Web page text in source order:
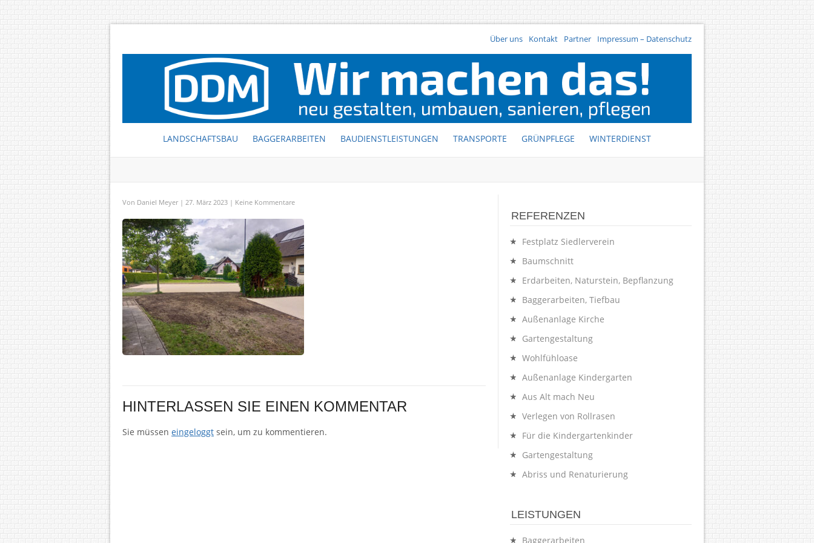
Impressum – Datenschutz
Partner
Kontakt
Über uns
LANDSCHAFTSBAU BAGGERARBEITEN BAUDIENSTLEISTUNGEN TRANSPORTE GRÜNPFLEGE WINTERDIENST
Von Daniel Meyer | 27. März 2023 | Keine Kommentare
HINTERLASSEN SIE EINEN KOMMENTAR
Sie müssen eingeloggt sein, um zu kommentieren.
REFERENZEN
Festplatz Siedlerverein
Baumschnitt
Erdarbeiten, Naturstein, Bepflanzung
Baggerarbeiten, Tiefbau
Außenanlage Kirche
Gartengestaltung
Wohlfühloase
Außenanlage Kindergarten
Aus Alt mach Neu
Verlegen von Rollrasen
Für die Kindergartenkinder
Gartengestaltung
Abriss und Renaturierung
LEISTUNGEN
Baggerarbeiten